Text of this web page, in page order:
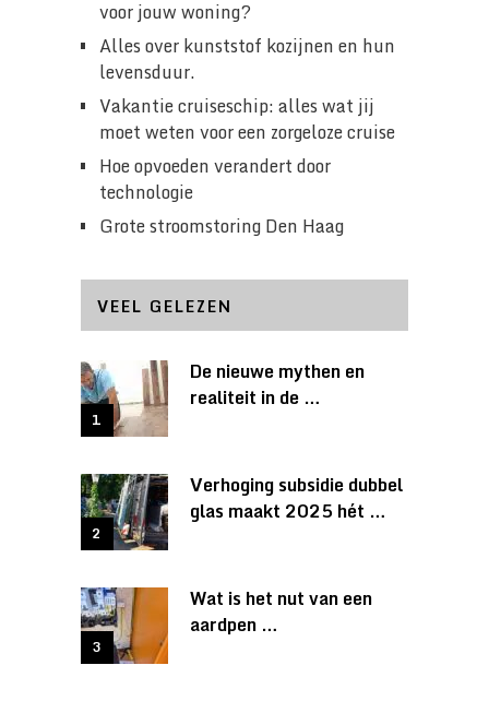
voor jouw woning?
Alles over kunststof kozijnen en hun
levensduur.
Vakantie cruiseschip: alles wat jij
moet weten voor een zorgeloze cruise
Hoe opvoeden verandert door
technologie
Grote stroomstoring Den Haag
VEEL GELEZEN
De nieuwe mythen en
realiteit in de …
Verhoging subsidie dubbel
glas maakt 2025 hét …
Wat is het nut van een
aardpen …